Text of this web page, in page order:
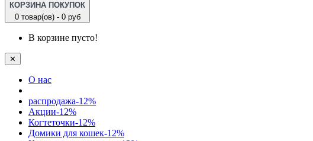
КОРЗИНА ПОКУПОК
0 товар(ов) - 0 руб
В корзине пусто!
✕
О нас
распродажа-12%
Акции-12%
Когтеточки-12%
Домики для кошек-12%